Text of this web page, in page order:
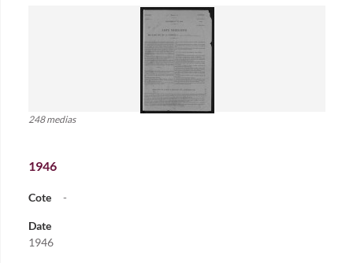
248 medias
1946
Cote -
Date
1946